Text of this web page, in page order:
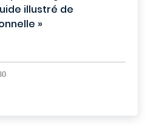
illustré de
»
18:30